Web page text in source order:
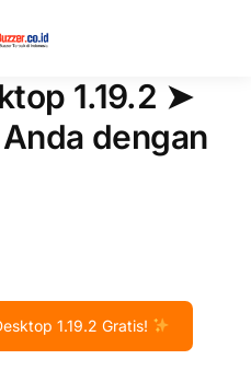
1.19.2 ➤
dengan
1.19.2 Gratis!